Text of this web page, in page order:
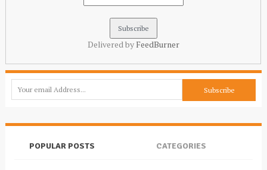
Delivered by FeedBurner
POPULAR POSTS CATEGORIES